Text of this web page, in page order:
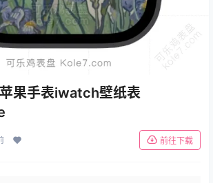
果手表iwatch壁纸表
前往下载